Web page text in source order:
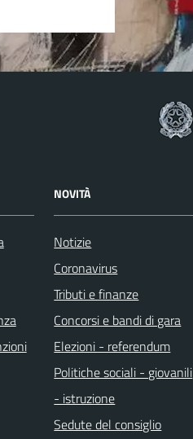
NOVITÀ
Notizie
Coronavirus
Tributi e finanze
Concorsi e bandi di gara
Elezioni - referendum
Politiche sociali - giovanili
- istruzione
Sedute del consiglio